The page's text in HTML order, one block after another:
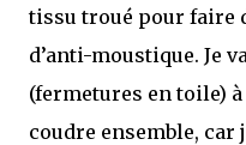
tissu troué pour faire
d’anti-moustique. Je
(fermetures en toile)
coudre ensemble, car